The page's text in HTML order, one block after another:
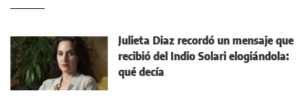
Julieta Diaz recordó un mensaje que
recibió del Indio Solari elogiándola:
qué decía